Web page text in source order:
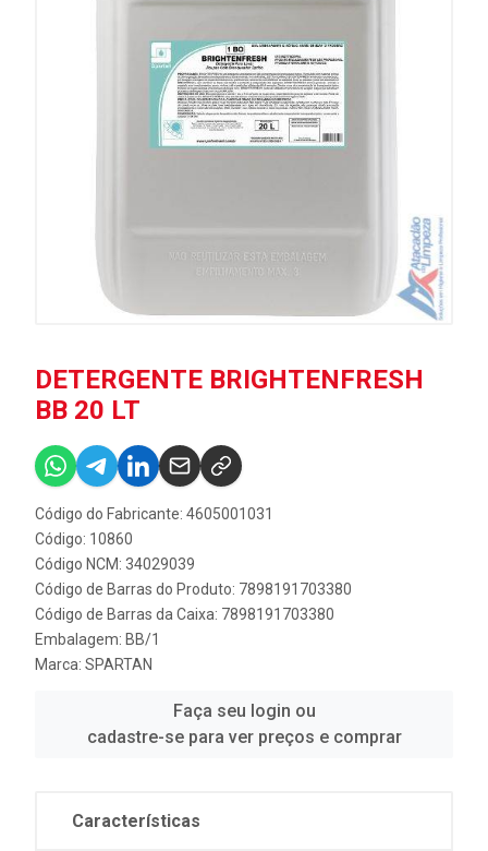
DETERGENTE BRIGHTENFRESH
BB 20 LT
Código do Fabricante: 4605001031
Código: 10860
Código NCM: 34029039
Código de Barras do Produto: 7898191703380
Código de Barras da Caixa: 7898191703380
Embalagem: BB/1
Marca: SPARTAN
Faça seu login ou
cadastre-se para ver preços e comprar
Características